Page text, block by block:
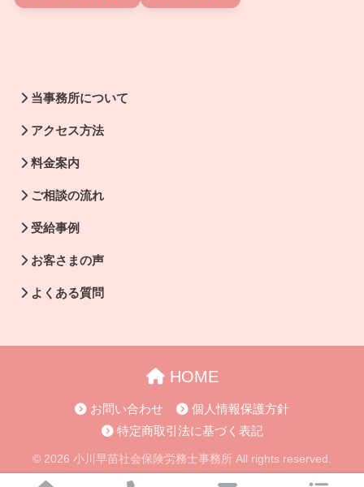
当事務所について
アクセス方法
料金案内
ご相談の流れ
受給事例
お客さまの声
よくある質問
HOME
お問い合わせ
個人情報保護方針
特定商取引法に基づく表記
© 2026 小川早苗社会保険労務士事務所 All rights reserved.